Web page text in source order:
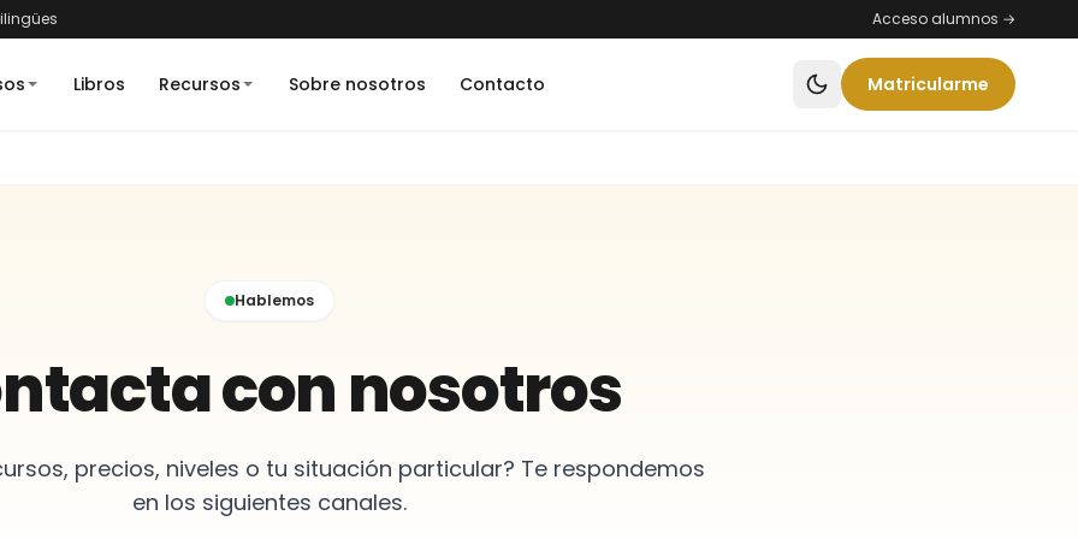
Acceso alumnos →
Libros Recursos Sobre nosotros Contacto Matricularme
Hablemos
con nosotros
precios, niveles o tu situación particular? Te respondemos
en los siguientes canales.